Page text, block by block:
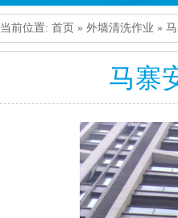
当前位置: 首页 » 外墙清洗作业 »
马寨